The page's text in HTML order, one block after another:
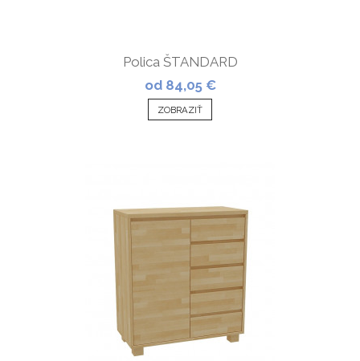
Polica ŠTANDARD
od 84,05 €
ZOBRAZIŤ